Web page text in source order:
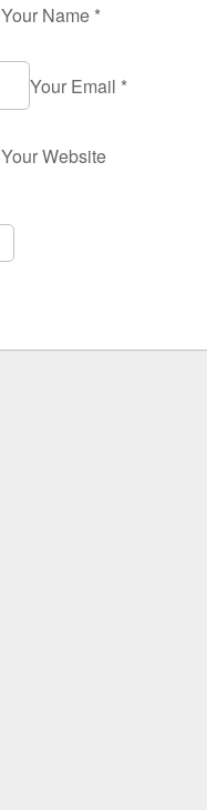
Your Name *
Your Email *
Your Website